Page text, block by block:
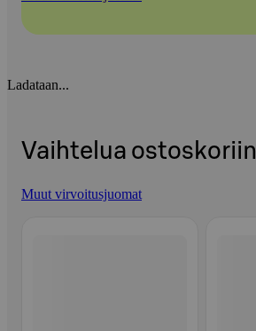
Ladataan...
Vaihtelua ostoskoriin
Muut virvoitusjuomat